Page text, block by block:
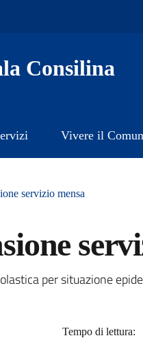
Consilina
Vivere il
servizio mensa
per situazione
Tempo di lettura: